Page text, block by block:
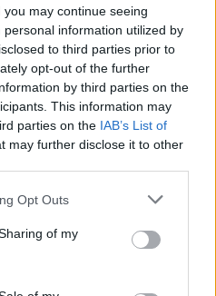
may continue seeing
information utilized by
to third parties prior to
opt-out of the further
by third parties on the
This information may
parties on the IAB’s List of
may further disclose it to other
uses one or more Google
behaviour. You may click to
and its third-party tags to
purposes in below Google
Opt Outs
of my
)